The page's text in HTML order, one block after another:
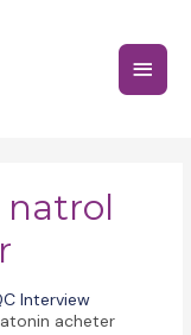
Main
Interview
acheter